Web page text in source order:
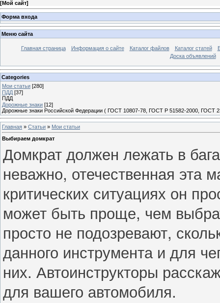
[Мой сайт]
Форма входа
Меню сайта
Главная страница Информация о сайте Каталог файлов Каталог статей
Доска объявлений
Categories
Мои статьи [280]
ПДД [37]
ПДД
Дорожные знаки [12]
Дорожные знаки Российской Федерации ( ГОСТ 10807-78, ГОСТ Р 51582-2000, ГОСТ
Главная » Статьи » Мои статьи
Выбираем домкрат
Домкрат должен лежать в
неважно, отечественная эта
критических ситуациях он
может быть проще, чем
просто не подозревают,
данного инструмента и для
них. Автоинструкторы
для вашего автомобиля.